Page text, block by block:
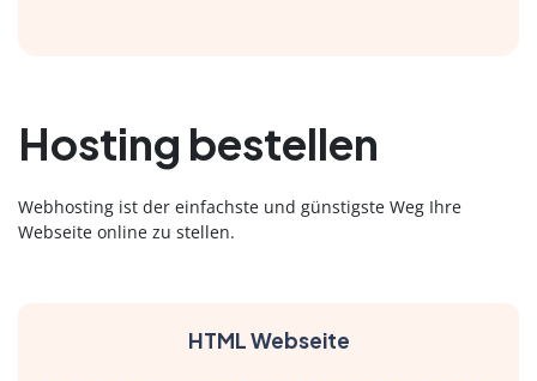
Hosting bestellen
Webhosting ist der einfachste und günstigste Weg Ihre
Webseite online zu stellen.
HTML Webseite